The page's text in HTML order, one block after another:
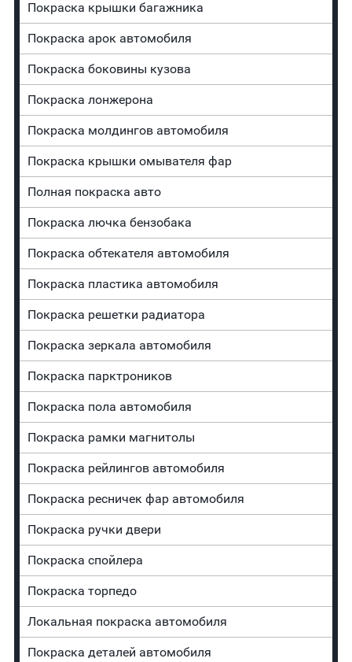
Покраска крышки багажника
Покраска арок автомобиля
Покраска боковины кузова
Покраска лонжерона
Покраска молдингов автомобиля
Покраска крышки омывателя фар
Полная покраска авто
Покраска лючка бензобака
Покраска обтекателя автомобиля
Покраска пластика автомобиля
Покраска решетки радиатора
Покраска зеркала автомобиля
Покраска парктроников
Покраска пола автомобиля
Покраска рамки магнитолы
Покраска рейлингов автомобиля
Покраска ресничек фар автомобиля
Покраска ручки двери
Покраска спойлера
Покраска торпедо
Локальная покраска автомобиля
Покраска деталей автомобиля